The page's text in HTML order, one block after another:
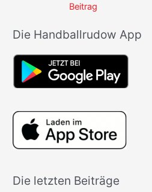
Beitrag
Die Handballrudow App
Die letzten Beiträge